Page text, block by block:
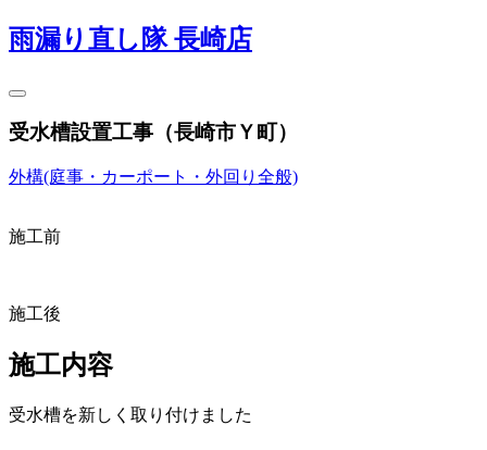
雨漏り直し隊 長崎店
受水槽設置工事（長崎市Ｙ町）
外構(庭事・カーポート・外回り全般)
施工前
施工後
施工内容
受水槽を新しく取り付けました